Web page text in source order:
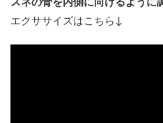
スネの骨を内側に向けるように
エクササイズはこちら↓